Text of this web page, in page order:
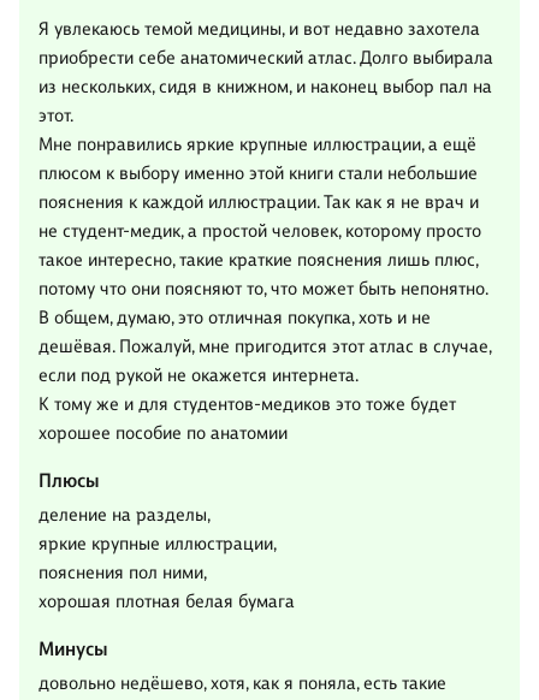
Я увлекаюсь темой медицины, и вот недавно захотела
приобрести себе анатомический атлас. Долго выбирала
из нескольких, сидя в книжном, и наконец выбор пал на
этот.
Мне понравились яркие крупные иллюстрации, а ещё
плюсом к выбору именно этой книги стали небольшие
пояснения к каждой иллюстрации. Так как я не врач и
не студент-медик, а простой человек, которому просто
такое интересно, такие краткие пояснения лишь плюс,
потому что они поясняют то, что может быть непонятно.
В общем, думаю, это отличная покупка, хоть и не
дешёвая. Пожалуй, мне пригодится этот атлас в случае,
если под рукой не окажется интернета.
К тому же и для студентов-медиков это тоже будет
хорошее пособие по анатомии
Плюсы
деление на разделы,
яркие крупные иллюстрации,
пояснения пол ними,
хорошая плотная белая бумага
Минусы
довольно недёшево, хотя, как я поняла, есть такие